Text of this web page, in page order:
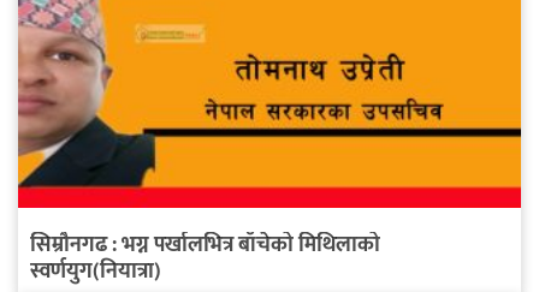
सिम्रौनगढ : भग्न पर्खालभित्र बाँचेको मिथिलाको
स्वर्णयुग(नियात्रा)